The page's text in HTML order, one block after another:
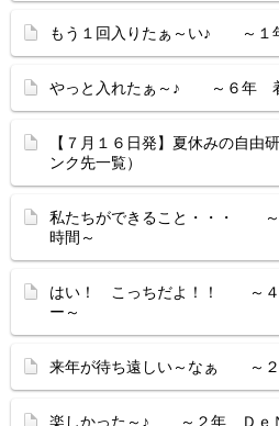
もう１回入りたぁ～い♪ ～１
やっと入れたぁ～♪ ～６年
【７月１６日発】夏休みの自
ンク先一覧）
私たちができること・・・
時間～
はい！ こっちだよ！！ ～４
ー～
来年が待ち遠しい～なぁ ～
楽しかった～♪ ～２年 ＤｅＮ